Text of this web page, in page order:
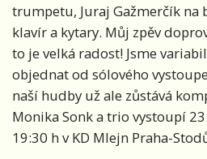
trumpetu, Juraj Gažmerčík na
klavír a kytary. Můj zpěv
to je velká radost! Jsme
objednat od sólového
naší hudby už ale zůstává
Monika Sonk a trio vystoupí
19:30 h v KD Mlejn Praha-